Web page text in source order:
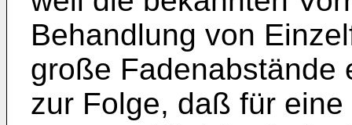
Behandlung von
große Fadenabstände
zur Folge, daß für